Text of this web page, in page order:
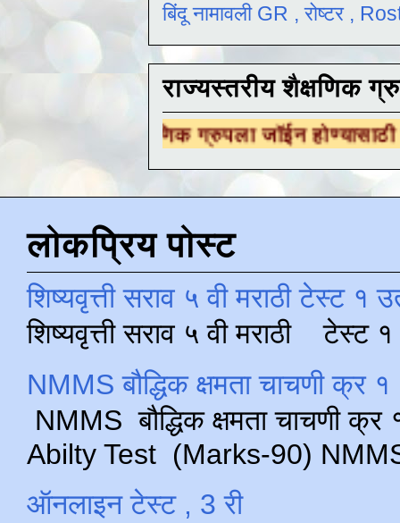
बिंदू नामावली GR , रोष्टर ,
राज्यस्तरीय शैक्षणिक
ग्रुपला जॉईन होण्यासाठीयेथे क्लिक
लोकप्रिय पोस्ट
शिष्यवृत्ती सराव ५ वी मराठी टेस्ट १
शिष्यवृत्ती सराव ५ वी मराठी टेस्ट
NMMS बौद्धिक क्षमता चाचणी क्र
NMMS बौद्धिक क्षमता चाचणी
Abilty Test (Marks-90) NMMS
ऑनलाइन टेस्ट , 3 री